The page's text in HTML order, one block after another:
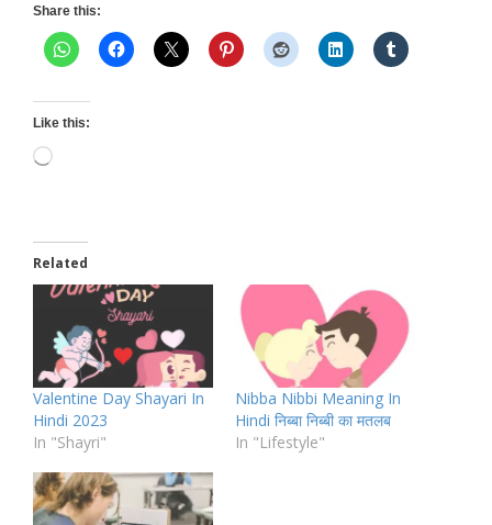
Share this:
Like this:
Loading…
Related
Valentine Day Shayari In
Hindi 2023
In "Shayri"
Nibba Nibbi Meaning In
Hindi निब्बा निब्बी का मतलब
In "Lifestyle"